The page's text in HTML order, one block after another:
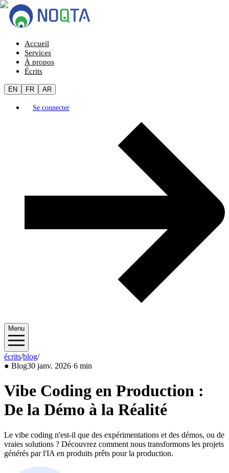
Accueil
Services
À propos
Écrits
EN FR AR
Se connecter
Menu
écrits/blog/2026/01
● Blog30 janv. 2026·6 min
Vibe Coding en Production :
De la Démo à la Réalité
Le vibe coding n'est-il que des expérimentations et des démos, ou de
vraies solutions ? Découvrez comment nous transformons les projets
générés par l'IA en produits prêts pour la production.